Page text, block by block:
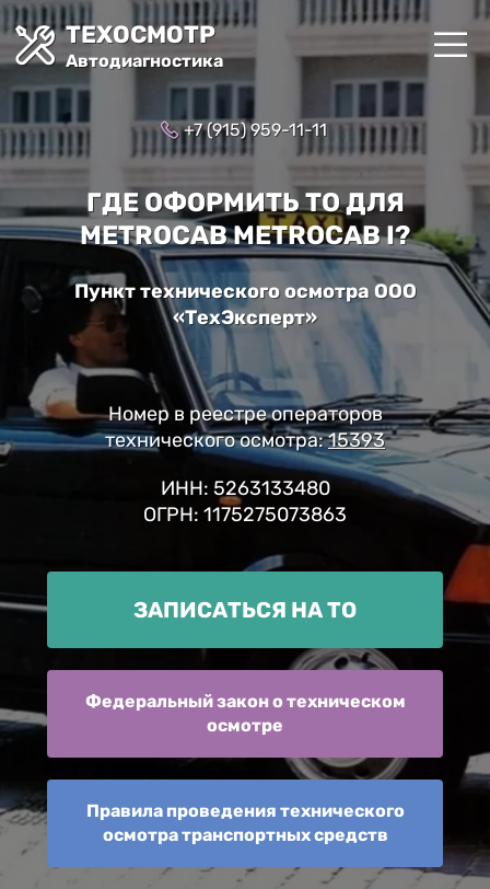
ТЕХОСМОТР
Автодиагностика
+7 (915) 959-11-11
ГДЕ ОФОРМИТЬ ТО ДЛЯ
METROCAB METROCAB I?
Пункт технического осмотра ООО
«ТехЭксперт»
Номер в реестре операторов
технического осмотра:15393
ИНН: 5263133480
ОГРН: 1175275073863
ЗАПИСАТЬСЯ НА ТО
Федеральный закон о техническом
осмотре
Правила проведения технического
осмотра транспортных средств